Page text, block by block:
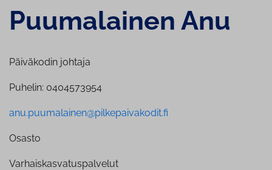
Puumalainen Anu
Päiväkodin johtaja
Puhelin: 0404573954
anu.puumalainen@pilkepaivakodit.fi
Osasto
Varhaiskasvatuspalvelut